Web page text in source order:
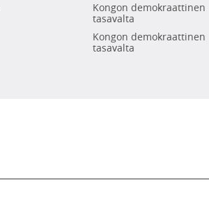
Kongon demokraattinen
tasavalta
Kongon demokraattinen
tasavalta